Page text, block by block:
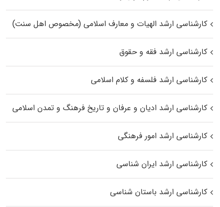
کارشناسی ارشد الهیات و معارف اسلامی (مخصوص اهل سنت)
کارشناسی ارشد فقه و حقوق
کارشناسی ارشد فلسفه و کلام اسلامی
کارشناسی ارشد ادیان و عرفان و تاریخ فرهنگ و تمدن اسلامی
کارشناسی ارشد امور فرهنگی
کارشناسی ارشد ایران شناسی
کارشناسی ارشد باستان شناسی